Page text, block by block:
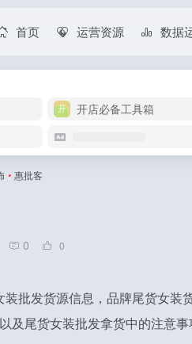
首页 运营资源 数据
开店必备工具箱
• 惠批客
0 0
批发货源信息，品牌尾货女
及尾货女装批发拿货中的注意